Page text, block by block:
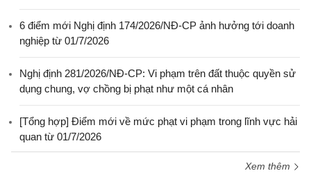
6 điểm mới Nghị định 174/2026/NĐ-CP ảnh hưởng tới doanh
nghiệp từ 01/7/2026
Nghị định 281/2026/NĐ-CP: Vi phạm trên đất thuộc quyền sử
dụng chung, vợ chồng bị phạt như một cá nhân
[Tổng hợp] Điểm mới về mức phạt vi phạm trong lĩnh vực hải
quan từ 01/7/2026
Xem thêm